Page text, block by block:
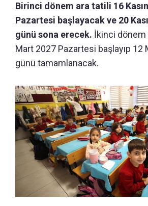
Birinci dönem ara tatili 16
Pazartesi başlayacak ve 20
günü sona erecek. İkinci dönem
Mart 2027 Pazartesi başlayıp 12
günü tamamlanacak.